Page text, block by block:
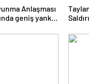
Anlaşması
geniş yankı